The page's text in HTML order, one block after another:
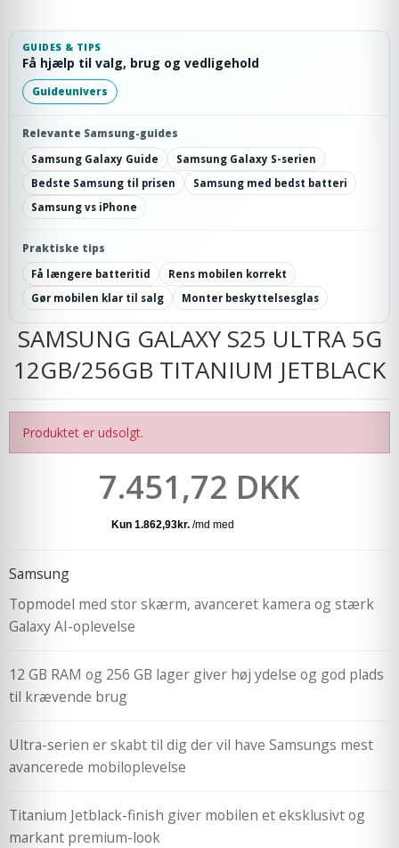
GUIDES & TIPS
Få hjælp til valg, brug og vedligehold
Guideunivers
Relevante Samsung-guides
Samsung Galaxy Guide
Samsung Galaxy S-serien
Bedste Samsung til prisen
Samsung med bedst batteri
Samsung vs iPhone
Praktiske tips
Få længere batteritid
Rens mobilen korrekt
Gør mobilen klar til salg
Monter beskyttelsesglas
SAMSUNG GALAXY S25 ULTRA 5G
12GB/256GB TITANIUM JETBLACK
Produktet er udsolgt.
7.451,72 DKK
Samsung
Topmodel med stor skærm, avanceret kamera og stærk
Galaxy AI-oplevelse
12 GB RAM og 256 GB lager giver høj ydelse og god plads
til krævende brug
Ultra-serien er skabt til dig der vil have Samsungs mest
avancerede mobiloplevelse
Titanium Jetblack-finish giver mobilen et eksklusivt og
markant premium-look